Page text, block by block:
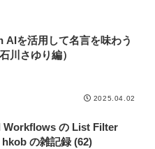
AIを活用して名言を味わう
川さゆり編）
2025.04.02
Workflows の List Filter
の雑記録 (62)